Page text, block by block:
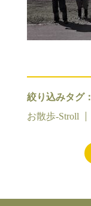
絞り込みタグ：
お散歩-Stroll